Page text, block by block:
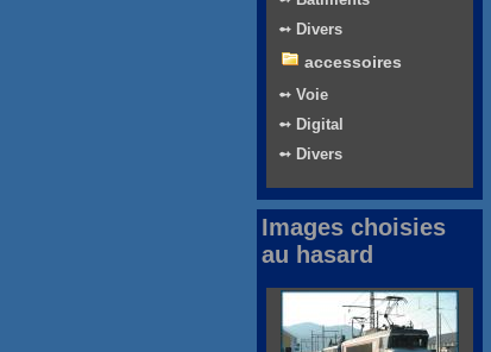
➻ Divers
accessoires
➻ Voie
➻ Digital
➻ Divers
Images choisies
au hasard